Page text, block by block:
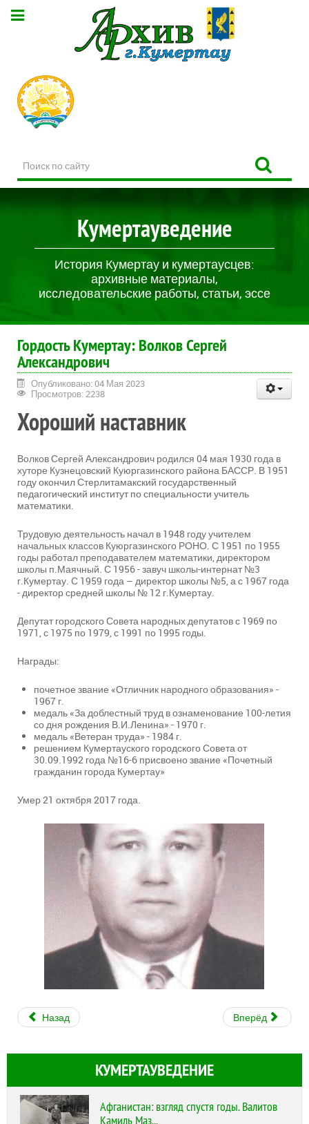
по
сайту
Кумертауведение
История Кумертау и кумертаусцев:
архивные материалы,
исследовательские работы, статьи, эссе
Гордость Кумертау: Волков Сергей
Александрович
Опубликовано: 04 Мая 2023
Просмотров: 2238
Хороший наставник
Волков Сергей Александрович родился 04 мая 1930 года в
хуторе Кузнецовский Куюргазинского района БАССР. В 1951
году окончил Стерлитамакский государственный
педагогический институт по специальности учитель
математики.
Трудовую деятельность начал в 1948 году учителем
начальных классов Куюргазинского РОНО. С 1951 по 1955
годы работал преподавателем математики, директором
школы п.Маячный. С 1956 - завуч школы-интернат №3
г.Кумертау. С 1959 года – директор школы №5, а с 1967 года
- директор средней школы № 12 г.Кумертау.
Депутат городского Совета народных депутатов с 1969 по
1971, с 1975 по 1979, с 1991 по 1995 годы.
Награды:
почетное звание «Отличник народного образования» -
1967 г.
медаль «За доблестный труд в ознаменование 100-летия
со дня рождения В.И.Ленина» - 1970 г.
медаль «Ветеран труда» - 1984 г.
решением Кумертауского городского Совета от
30.09.1992 года №16-6 присвоено звание «Почетный
гражданин города Кумертау»
Умер 21 октября 2017 года.
Назад Вперёд
КУМЕРТАУВЕДЕНИЕ
Афганистан: взгляд спустя годы. Валитов
Камиль Маз...